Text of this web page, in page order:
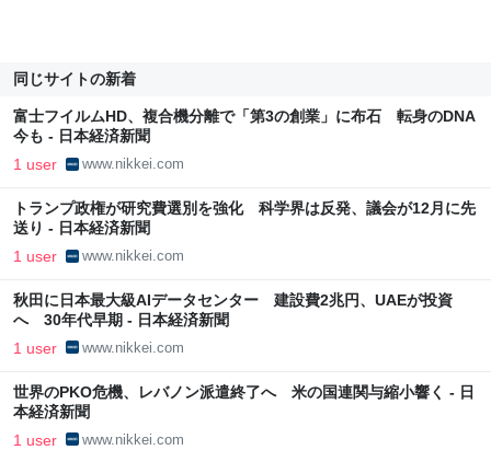
同じサイトの新着
富士フイルムHD、複合機分離で「第3の創業」に布石 転身のDNA
今も - 日本経済新聞
1 user www.nikkei.com
トランプ政権が研究費選別を強化 科学界は反発、議会が12月に先
送り - 日本経済新聞
1 user www.nikkei.com
秋田に日本最大級AIデータセンター 建設費2兆円、UAEが投資
へ 30年代早期 - 日本経済新聞
1 user www.nikkei.com
世界のPKO危機、レバノン派遣終了へ 米の国連関与縮小響く - 日
本経済新聞
1 user www.nikkei.com